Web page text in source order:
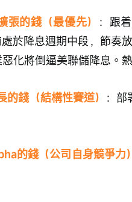
張的錢（最優先）
：跟
於降息週期中段，節奏
化將倒逼美聯儲降息。
的錢（結構性賽道） ：部
的錢（公司自身競爭力）